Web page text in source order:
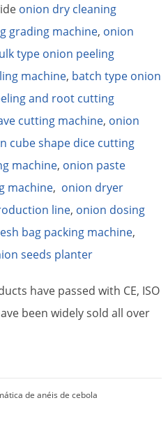
onion dry cleaning
grading machine, onion
type onion peeling
machine, batch type onion
and root cutting
cutting machine, onion
cube shape dice cutting
machine, onion paste
machine, onion dryer
line, onion dosing
bag packing machine,
seeds planter
have passed with CE, ISO
been widely sold all over
de anéis de cebola